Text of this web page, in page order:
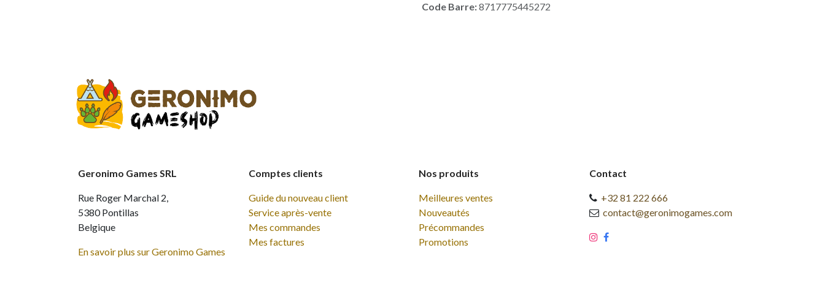
Code Barre:8717775445272
Comptes clients
Guide du nouveau client
Service après-vente
Mes commandes
Mes factures
Nos produits
Meilleures ventes
Nouveautés
Précommandes
Promotions
Contact
+32 81 222 666
contact@geronimogames.com
Geronimo Games SRL
Rue Roger Marchal 2,
5380 Pontillas
Belgique
En savoir plus sur Geronimo Games